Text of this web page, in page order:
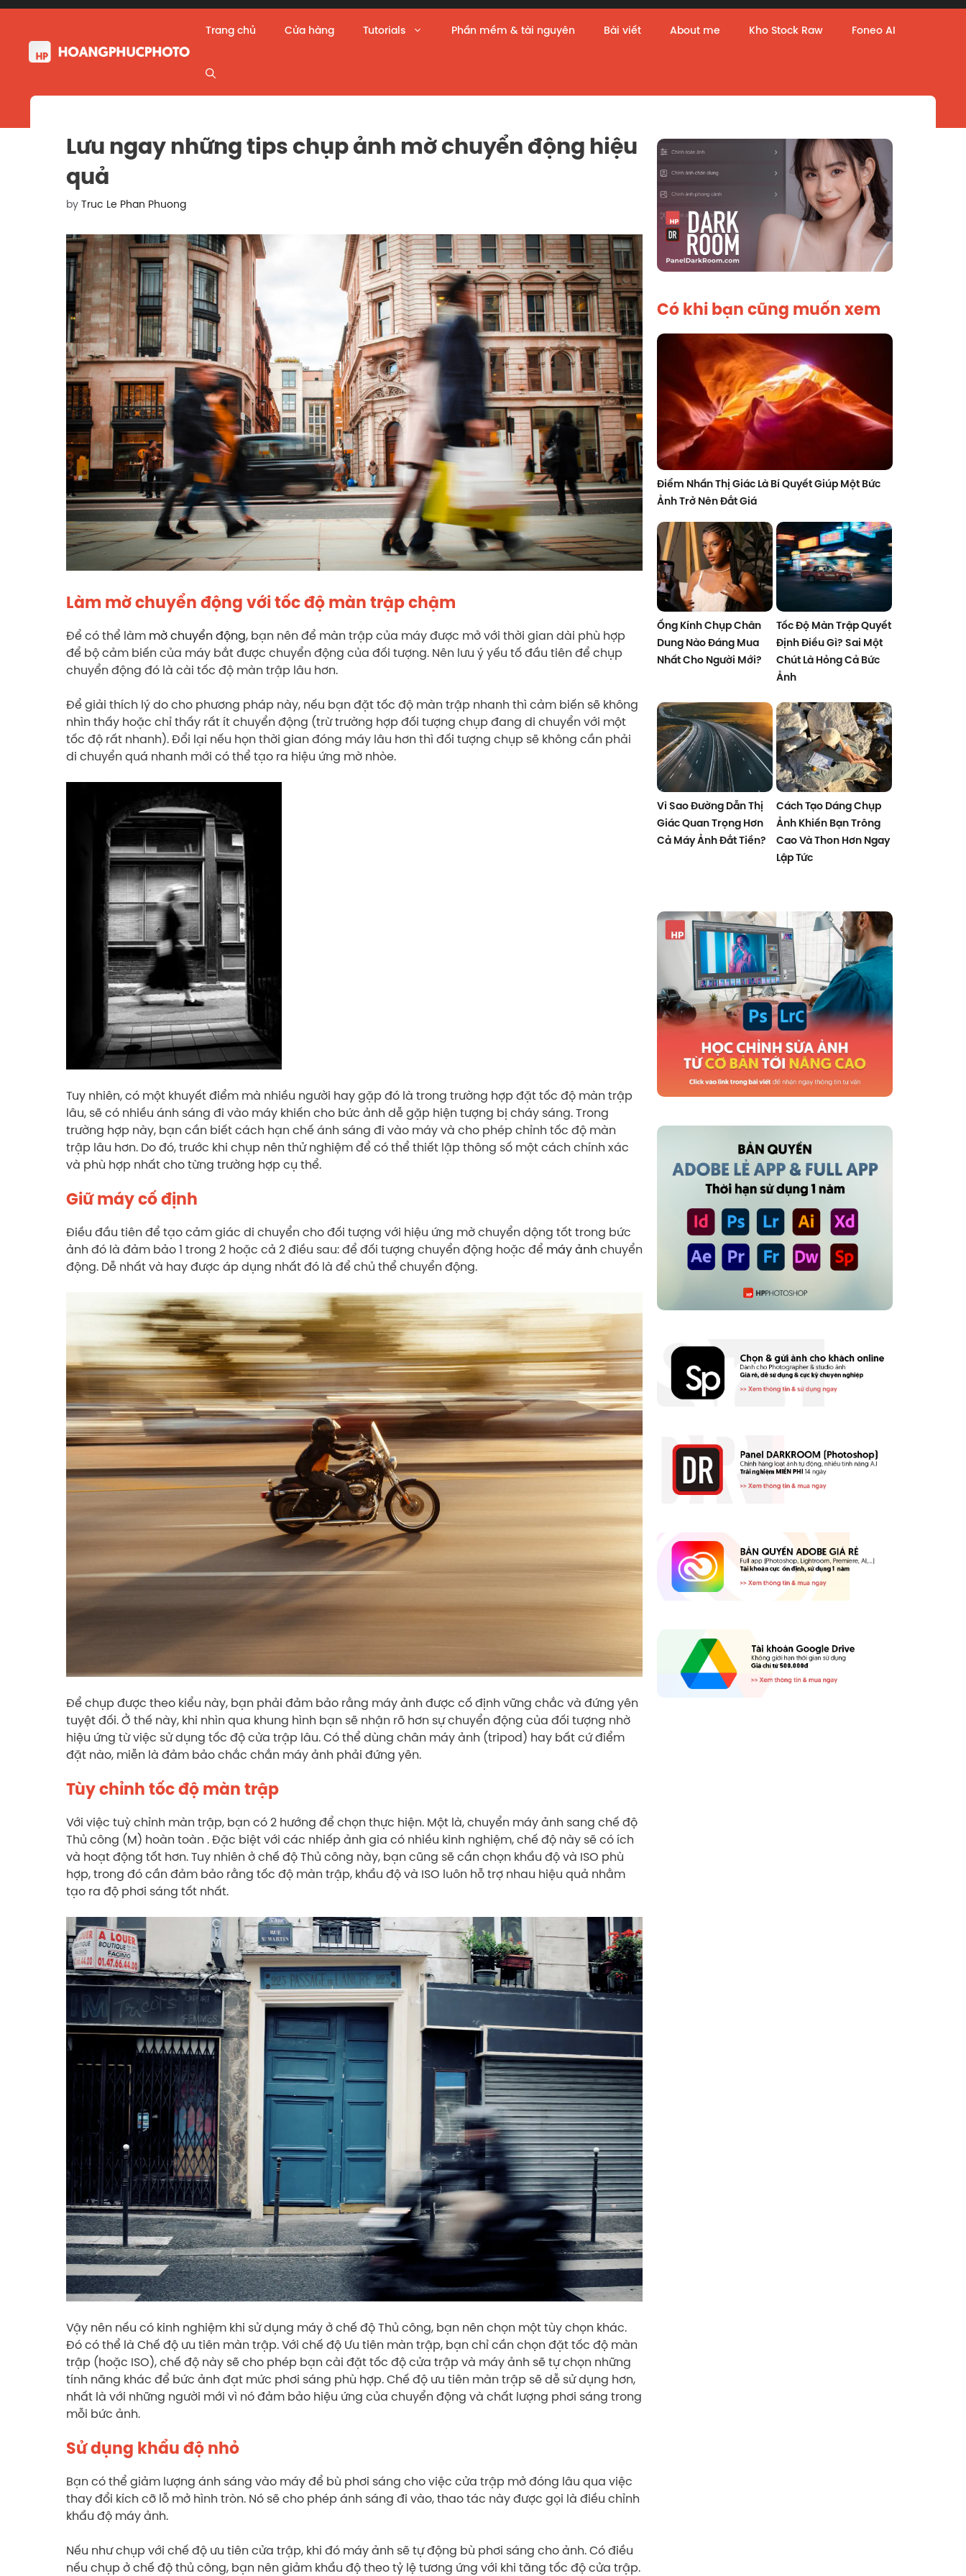
Skip
content
Trang chủ Cửa hàng Tutorials Phần mềm & tài nguyên Bài viết About me Kho Stock Raw Foneo AI
Lưu ngay những tips chụp ảnh mờ chuyển động hiệu
quả
by Truc Le Phan Phuong
Làm mờ chuyển động với tốc độ màn trập chậm
Để có thể làm mờ chuyển động, bạn nên để màn trập của máy được mở với thời gian dài phù hợp
để bộ cảm biến của máy bắt được chuyển động của đối tượng. Nên lưu ý yếu tố đầu tiên để chụp
chuyển động đó là cài tốc độ màn trập lâu hơn.
Để giải thích lý do cho phương pháp này, nếu bạn đặt tốc độ màn trập nhanh thì cảm biến sẽ không
nhìn thấy hoặc chỉ thấy rất ít chuyển động (trừ trường hợp đối tượng chụp đang di chuyển với một
tốc độ rất nhanh). Đổi lại nếu họn thời gian đóng máy lâu hơn thì đối tượng chụp sẽ không cần phải
di chuyển quá nhanh mới có thể tạo ra hiệu ứng mờ nhòe.
Tuy nhiên, có một khuyết điểm mà nhiều người hay gặp đó là trong trường hợp đặt tốc độ màn trập
lâu, sẽ có nhiều ánh sáng đi vào máy khiến cho bức ảnh dễ gặp hiện tượng bị cháy sáng. Trong
trường hợp này, bạn cần biết cách hạn chế ánh sáng đi vào máy và cho phép chỉnh tốc độ màn
trập lâu hơn. Do đó, trước khi chụp nên thử nghiệm để có thể thiết lập thông số một cách chính xác
và phù hợp nhất cho từng trường hợp cụ thể.
Giữ máy cố định
Điều đầu tiên để tạo cảm giác di chuyển cho đối tượng với hiệu ứng mờ chuyển dộng tốt trong bức
ảnh đó là đảm bảo 1 trong 2 hoặc cả 2 điều sau: để đối tượng chuyển động hoặc để máy ảnh chuyển
động. Dễ nhất và hay được áp dụng nhất đó là để chủ thể chuyển động.
Để chụp được theo kiểu này, bạn phải đảm bảo rằng máy ảnh được cố định vững chắc và đứng yên
tuyệt đối. Ở thế này, khi nhìn qua khung hình bạn sẽ nhận rõ hơn sự chuyển động của đối tượng nhờ
hiệu ứng từ việc sử dụng tốc độ cửa trập lâu. Có thể dùng chân máy ảnh (tripod) hay bất cứ điểm
đặt nào, miễn là đảm bảo chắc chắn máy ảnh phải đứng yên.
Tùy chỉnh tốc độ màn trập
Với việc tuỳ chỉnh màn trập, bạn có 2 hướng để chọn thực hiện. Một là, chuyển máy ảnh sang chế độ
Thủ công (M) hoàn toàn . Đặc biệt với các nhiếp ảnh gia có nhiều kinh nghiệm, chế độ này sẽ có ích
và hoạt động tốt hơn. Tuy nhiên ở chế độ Thủ công này, bạn cũng sẽ cần chọn khẩu độ và ISO phù
hợp, trong đó cần đảm bảo rằng tốc độ màn trập, khẩu độ và ISO luôn hỗ trợ nhau hiệu quả nhằm
tạo ra độ phơi sáng tốt nhất.
Vậy nên nếu có kinh nghiệm khi sử dụng máy ở chế độ Thủ công, bạn nên chọn một tùy chọn khác.
Đó có thể là Chế độ ưu tiên màn trập. Với chế độ Ưu tiên màn trập, bạn chỉ cần chọn đặt tốc độ màn
trập (hoặc ISO), chế độ này sẽ cho phép bạn cài đặt tốc độ cửa trập và máy ảnh sẽ tự chọn những
tính năng khác để bức ảnh đạt mức phơi sáng phù hợp. Chế độ ưu tiên màn trập sẽ dễ sử dụng hơn,
nhất là với những người mới vì nó đảm bảo hiệu ứng của chuyển động và chất lượng phơi sáng trong
mỗi bức ảnh.
Sử dụng khẩu độ nhỏ
Bạn có thể giảm lượng ánh sáng vào máy để bù phơi sáng cho việc cửa trập mở đóng lâu qua việc
thay đổi kích cỡ lỗ mở hình tròn. Nó sẽ cho phép ánh sáng đi vào, thao tác này được gọi là điều chỉnh
khẩu độ máy ảnh.
Nếu như chụp với chế độ ưu tiên cửa trập, khi đó máy ảnh sẽ tự động bù phơi sáng cho ảnh. Có điều
nếu chụp ở chế độ thủ công, bạn nên giảm khẩu độ theo tỷ lệ tương ứng với khi tăng tốc độ cửa trập.
Có khi bạn cũng muốn xem
Điểm Nhấn Thị Giác Là Bí Quyết Giúp Một Bức
Ảnh Trở Nên Đắt Giá
Ống Kính Chụp Chân
Dung Nào Đáng Mua
Nhất Cho Người Mới?
Tốc Độ Màn Trập Quyết
Định Điều Gì? Sai Một
Chút Là Hỏng Cả Bức
Ảnh
Vì Sao Đường Dẫn Thị
Giác Quan Trọng Hơn
Cả Máy Ảnh Đắt Tiền?
Cách Tạo Dáng Chụp
Ảnh Khiến Bạn Trông
Cao Và Thon Hơn Ngay
Lập Tức